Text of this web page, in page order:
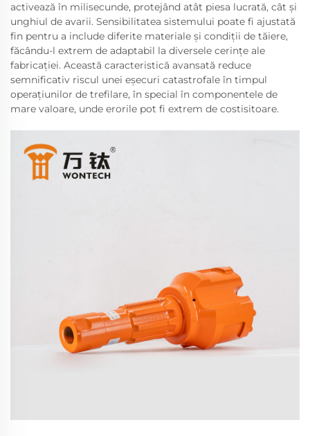
activează în milisecunde, protejând atât piesa lucrată, cât și
unghiul de avarii. Sensibilitatea sistemului poate fi ajustată
fin pentru a include diferite materiale și condiții de tăiere,
făcându-l extrem de adaptabil la diversele cerințe ale
fabricației. Această caracteristică avansată reduce
semnificativ riscul unei eșecuri catastrofale în timpul
operațiunilor de trefilare, în special în componentele de
mare valoare, unde erorile pot fi extrem de costisitoare.